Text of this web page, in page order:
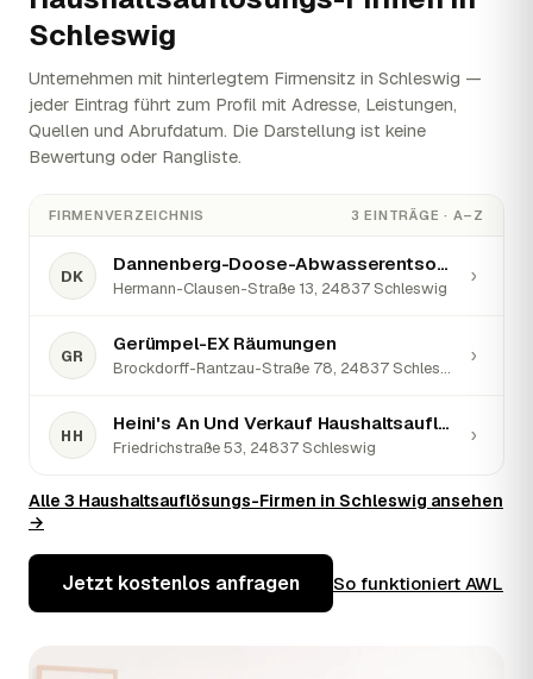
Schleswig
Unternehmen mit hinterlegtem Firmensitz in Schleswig —
jeder Eintrag führt zum Profil mit Adresse, Leistungen,
Quellen und Abrufdatum. Die Darstellung ist keine
Bewertung oder Rangliste.
FIRMENVERZEICHNIS 3 EINTRÄGE · A–Z
DK
Dannenberg-Doose-Abwasserentsorgung GmbH & Co. KG
Hermann-Clausen-Straße 13, 24837 Schleswig
›
GR
Gerümpel-EX Räumungen
Brockdorff-Rantzau-Straße 78, 24837 Schleswig · ★ 5 (28)
›
HH
Heini's An Und Verkauf Haushaltsauflösung
Friedrichstraße 53, 24837 Schleswig
›
Alle 3 Haushaltsauflösungs-Firmen in Schleswig ansehen
→
Jetzt kostenlos anfragen So funktioniert AWL